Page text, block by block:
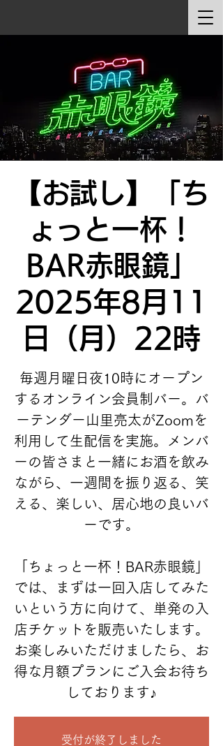
【お試し】「ち
ょっと一杯！
BAR赤眼鏡」
2025年8月11
日（月）22時
毎週月曜日夜10時にオープン
するオンライン会員制バー。バ
ーテンダー山里亮太がZoomを
利用して生配信を実施。メンバ
ーの皆さまと一緒にお酒を飲み
ながら、一週間を振り返る、笑
える、楽しい、居心地の良いバ
ーです。
「ちょっと一杯！BAR赤眼鏡」
では、まずは一回入店してみた
いという方に向けて、単発の入
店チケットを販売いたします。
お楽しみいただけましたら、お
得な月額プランにご入会お待ち
しております♪
受付が終了しました